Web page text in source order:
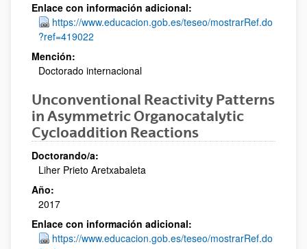
Enlace con información adicional:
https://www.educacion.gob.es/teseo/mostrarRef.do
?ref=419022
Mención:
Doctorado internacional
Unconventional Reactivity Patterns
in Asymmetric Organocatalytic
Cycloaddition Reactions
Doctorando/a:
Liher Prieto Aretxabaleta
Año:
2017
Enlace con información adicional:
https://www.educacion.gob.es/teseo/mostrarRef.do